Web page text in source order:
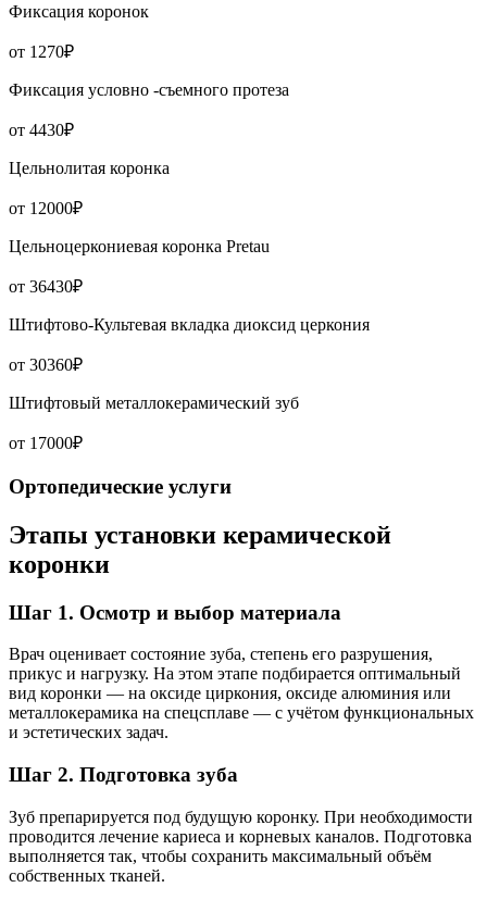
Фиксация коронок
от 1270₽
Фиксация условно -съемного протеза
от 4430₽
Цельнолитая коронка
от 12000₽
Цельноцеркониевая коронка Pretau
от 36430₽
Штифтово-Культевая вкладка диоксид церкония
от 30360₽
Штифтовый металлокерамический зуб
от 17000₽
Ортопедические услуги
Этапы установки керамической
коронки
Шаг 1. Осмотр и выбор материала
Врач оценивает состояние зуба, степень его разрушения,
прикус и нагрузку. На этом этапе подбирается оптимальный
вид коронки — на оксиде циркония, оксиде алюминия или
металлокерамика на спецсплаве — с учётом функциональных
и эстетических задач.
Шаг 2. Подготовка зуба
Зуб препарируется под будущую коронку. При необходимости
проводится лечение кариеса и корневых каналов. Подготовка
выполняется так, чтобы сохранить максимальный объём
собственных тканей.